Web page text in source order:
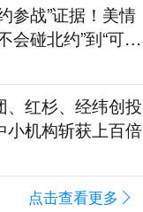
参战”证据！美情
会碰北约”到“可能
、红杉、经纬创投
小机构斩获上百倍
点击查看更多